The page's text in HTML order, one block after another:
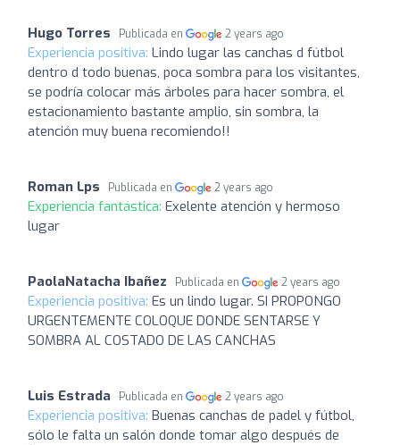
Hugo Torres Publicada en 2 years ago
Experiencia positiva: Lindo lugar las canchas d fútbol
dentro d todo buenas, poca sombra para los visitantes,
se podría colocar más árboles para hacer sombra, el
estacionamiento bastante amplio, sin sombra, la
atención muy buena recomiendo!!
Roman Lps Publicada en 2 years ago
Experiencia fantástica: Exelente atención y hermoso
lugar
PaolaNatacha Ibañez Publicada en 2 years ago
Experiencia positiva: Es un lindo lugar. SI PROPONGO
URGENTEMENTE COLOQUE DONDE SENTARSE Y
SOMBRA AL COSTADO DE LAS CANCHAS
Luis Estrada Publicada en 2 years ago
Experiencia positiva: Buenas canchas de padel y fútbol,
sólo le falta un salón donde tomar algo después de